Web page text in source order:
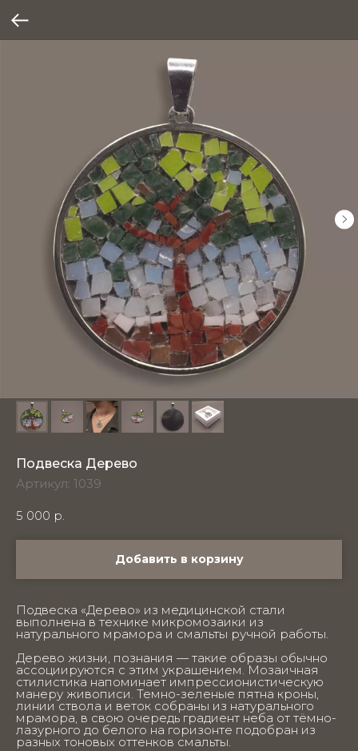
Подвеска Дерево
Артикул: 1039
5 000 р.
Добавить в корзину
Подвеска «Дерево» из медицинской стали
выполнена в технике микромозаики из
натурального мрамора и смальты ручной работы.
Дерево жизни, познания — такие образы обычно
ассоциируются с этим украшением. Мозаичная
стилистика напоминает импрессионистическую
манеру живописи. Темно-зеленые пятна кроны,
линии ствола и веток собраны из натурального
мрамора, в свою очередь градиент неба от тёмно-
лазурного до белого на горизонте подобран из
разных тоновых оттенков смальты.